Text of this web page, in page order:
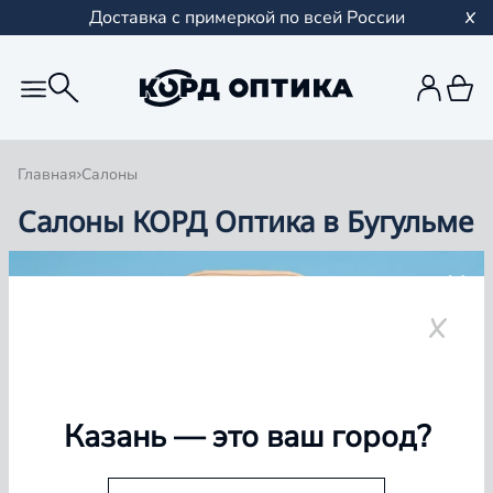
Доставка с примеркой по всей России
Главная Салоны
Салоны КОРД Оптика в Бугульме
Группа компаний «Корд Оптика» - это более 100
Казань— это ваш город?